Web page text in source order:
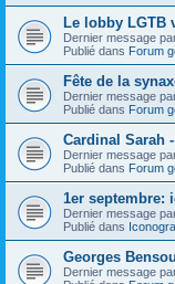
Le lobby LGTB
Dernier message
Publié dans Forum
Fête de la
Dernier message
Publié dans Forum
Cardinal Sarah
Dernier message
Publié dans Forum
1er septembre:
Dernier message
Publié dans
Georges
Dernier message